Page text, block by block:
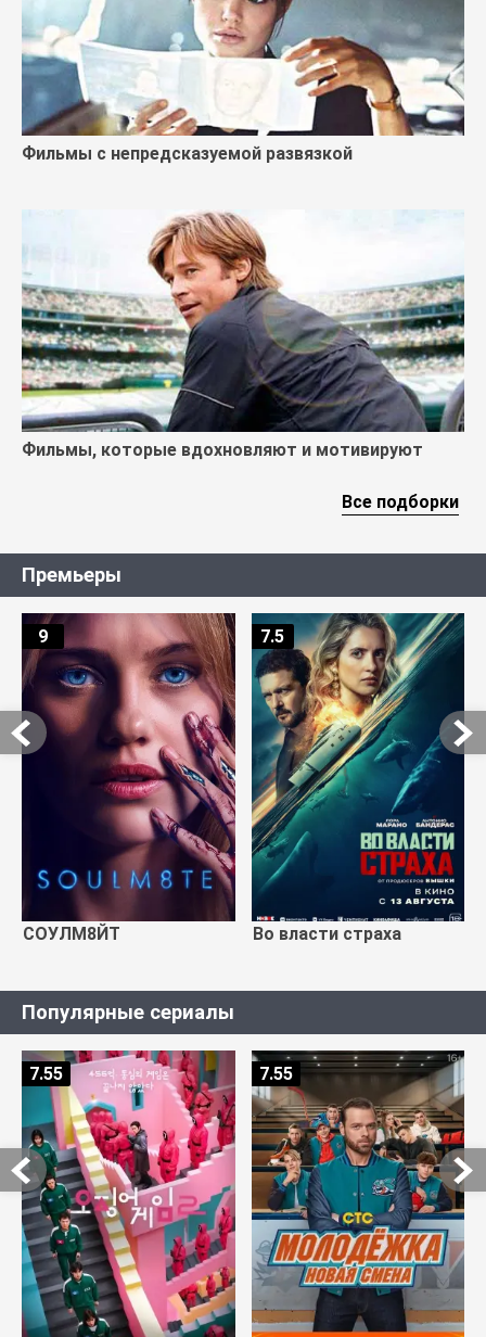
Фильмы с непредсказуемой развязкой
Фильмы, которые вдохновляют и мотивируют
Все подборки
Премьеры
СОУЛМ8ЙТ
9
Во власти страха
7.5
Популярные сериалы
7.55 7.55